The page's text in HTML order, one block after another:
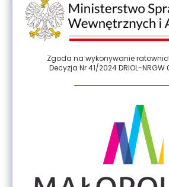
Zgoda na wykonywanie
Decyzja Nr 41/2024 DRIOL-